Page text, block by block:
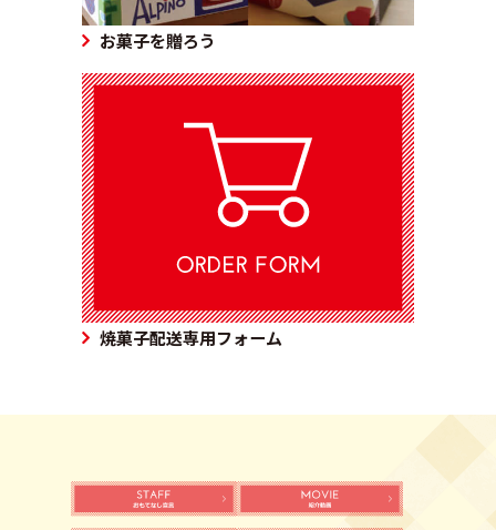
お菓子を贈ろう
焼菓子配送専用フォーム